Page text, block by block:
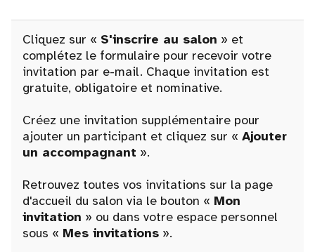
Cliquez sur « S'inscrire au salon » et
complétez le formulaire pour recevoir votre
invitation par e-mail. Chaque invitation est
gratuite, obligatoire et nominative.
Créez une invitation supplémentaire pour
ajouter un participant et cliquez sur « Ajouter
un accompagnant ».
Retrouvez toutes vos invitations sur la page
d'accueil du salon via le bouton « Mon
invitation » ou dans votre espace personnel
sous « Mes invitations ».